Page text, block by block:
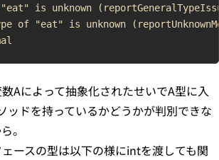
is unknown
of "eat" is unknown
Aによって抽象化されたせいでA型に入
ッドを持っているかどうかが判別できな
。
ースの型は以下の様にintを渡しても関